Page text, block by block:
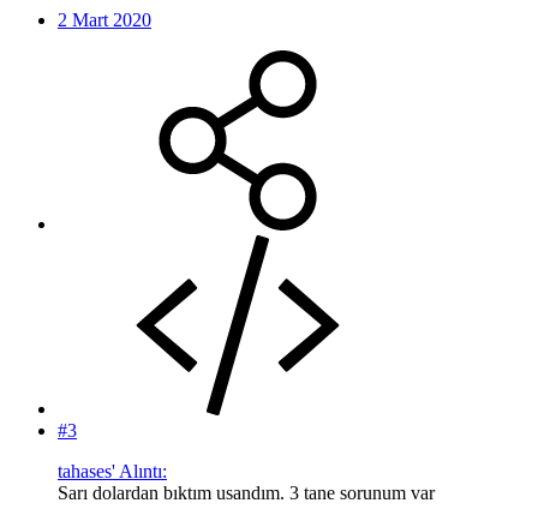
2 Mart 2020
#3
tahases' Alıntı:
Sarı dolardan bıktım usandım. 3 tane sorunum var